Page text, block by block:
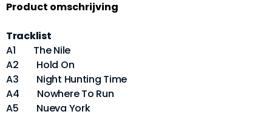
Product omschrijving
Tracklist
A1 The Nile
A2 Hold On
A3 Night Hunting Time
A4 Nowhere To Run
A5 Nueva York